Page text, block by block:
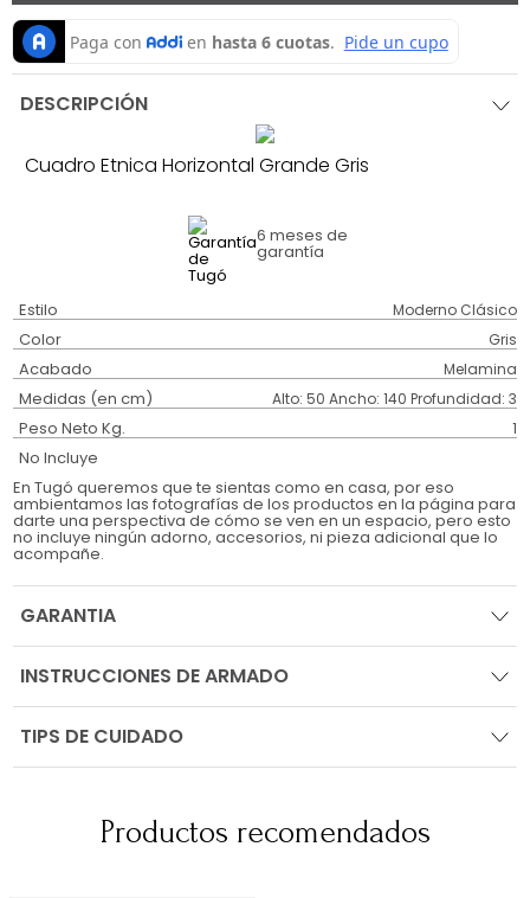
DESCRIPCIÓN
Cuadro Etnica Horizontal Grande Gris
6 meses de
garantía
Estilo Moderno Clásico
Color Gris
Acabado Melamina
Medidas (en cm) Alto: 50 Ancho: 140 Profundidad: 3
Peso Neto Kg. 1
No Incluye
En Tugó queremos que te sientas como en casa, por eso
ambientamos las fotografías de los productos en la página para
darte una perspectiva de cómo se ven en un espacio, pero esto
no incluye ningún adorno, accesorios, ni pieza adicional que lo
acompañe.
GARANTIA
INSTRUCCIONES DE ARMADO
TIPS DE CUIDADO
Productos recomendados